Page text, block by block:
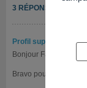
3 RÉPONSES
Profil supprimé
- 01/
Bonjour Fafa,
Bravo pour votre